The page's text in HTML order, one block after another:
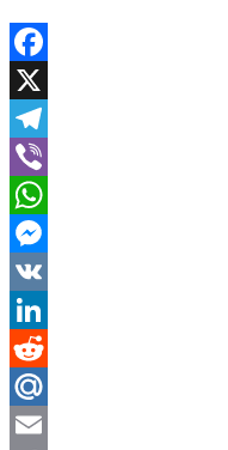
Facebook
X
Telegram
Viber
WhatsApp
Messenger
VK
LinkedIn
Reddit
Mail.Ru